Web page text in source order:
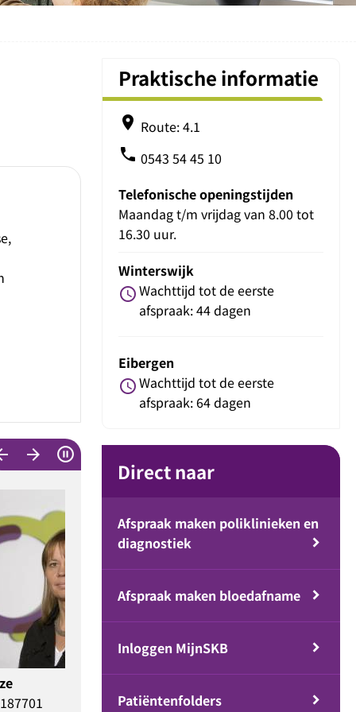
arrow_forward
Masen-Poos
59909704601
BIG 19053256830
Praktische informatie
place Route: 4.1
phone 0543 54 45 10
Telefonische openingstijden
Maandag t/m vrijdag van 8.00 tot
16.30 uur.
Winterswijk
scheduleWachttijd tot de eerste
afspraak: 44 dagen
Eibergen
scheduleWachttijd tot de eerste
afspraak: 64 dagen
Direct naar
Afspraak maken poliklinieken en
diagnostiek
Afspraak maken bloedafname
Inloggen MijnSKB
Patiëntenfolders